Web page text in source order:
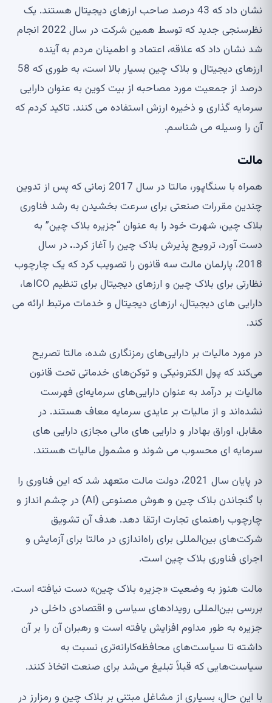
نشان داد که 43 درصد صاحب ارزهای دیجیتال هستند. یک
نظرسنجی جدید که توسط همین شرکت در سال 2022 انجام
شد نشان داد که علاقه، اعتماد و اطمینان مردم به آینده
ارزهای دیجیتال و بلاک چین بسیار بالا است، به طوری که 58
درصد از جمعیت مورد مصاحبه از بیت کوین به عنوان دارایی
سرمایه گذاری و ذخیره ارزش استفاده می کنند. تاکید کردم که
آن را وسیله می شناسم.
مالت
همراه با سنگاپور، مالتا در سال 2017 زمانی که پس از تدوین
چندین مقررات صنعتی برای سرعت بخشیدن به رشد فناوری
بلاک چین، شهرت خود را به عنوان “جزیره بلاک چین” به
دست آورد، ترویج پذیرش بلاک چین را آغاز کرد.. در سال
2018، پارلمان مالت سه قانون را تصویب کرد که یک چارچوب
نظارتی برای بلاک چین و ارزهای دیجیتال برای تنظیم ICOها،
دارایی های دیجیتال، ارزهای دیجیتال و خدمات مرتبط ارائه می
کند.
در مورد مالیات بر دارایی‌های رمزنگاری شده، مالتا تصریح
می‌کند که پول الکترونیکی و توکن‌های خدماتی تحت قانون
مالیات بر درآمد به عنوان دارایی‌های سرمایه‌ای فهرست
نشده‌اند و از مالیات بر عایدی سرمایه معاف هستند. در
مقابل، اوراق بهادار و دارایی های مالی مجازی دارایی های
سرمایه ای محسوب می شوند و مشمول مالیات هستند.
در پایان سال 2021، دولت مالت متعهد شد که این فناوری را
با گنجاندن بلاک چین و هوش مصنوعی (AI) در چشم انداز و
چارچوب راهنمای تجارت ارتقا دهد. هدف آن تشویق
شرکت‌های بین‌المللی برای راه‌اندازی در مالتا برای آزمایش و
اجرای فناوری بلاک چین است.
مالت هنوز به وضعیت «جزیره بلاک چین» دست نیافته است.
بررسی بین‌المللی رویدادهای سیاسی و اقتصادی داخلی در
جزیره به طور مداوم افزایش یافته است و رهبران آن را بر آن
داشته تا سیاست‌های محافظه‌کارانه‌تری نسبت به
سیاست‌هایی که قبلاً تبلیغ می‌شد برای صنعت اتخاذ کنند.
با این حال، بسیاری از مشاغل مبتنی بر بلاک چین و رمزارز در